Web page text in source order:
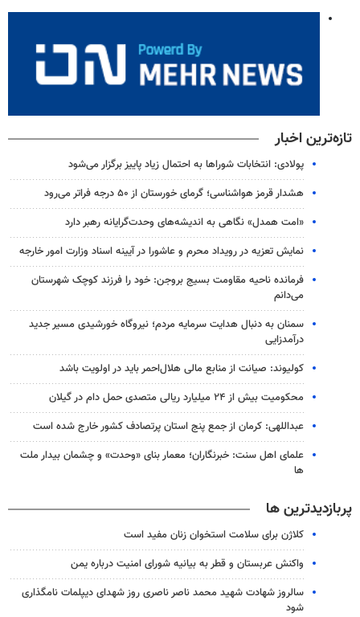
تازه‌ترین اخبار
پولادی: انتخابات شوراها به احتمال زیاد پاییز برگزار می‌شود
هشدار قرمز هواشناسی؛ گرمای خورستان از ۵۰ درجه فراتر می‌رود
«امت همدل» نگاهی به اندیشه‌های وحدت‌گرایانه رهبر دارد
نمایش تعزیه در رویداد محرم و عاشورا در آیینه اسناد وزارت امور خارجه
فرمانده ناحیه مقاومت بسیج بروجن: خود را فرزند کوچک شهرستان
می‌دانم
سمنان به دنبال هدایت سرمایه مردم؛ نیروگاه خورشیدی مسیر جدید
درآمدزایی
کولیوند: صیانت از منابع مالی هلال‌احمر باید در اولویت باشد
محکومیت بیش از ۲۴ میلیارد ریالی متصدی حمل دام در گیلان
عبداللهی: کرمان از جمع پنج استان پرتصادف کشور خارج شده است
علمای اهل سنت: خبرنگاران؛ معمار بنای «وحدت» و چشمان بیدار ملت
ها
پربازدیدترین ها
کلاژن برای سلامت استخوان زنان مفید است
واکنش عربستان و قطر به بیانیه شورای امنیت درباره یمن
سالروز شهادت شهید محمد ناصر ناصری روز شهدای دیپلمات نامگذاری
شود